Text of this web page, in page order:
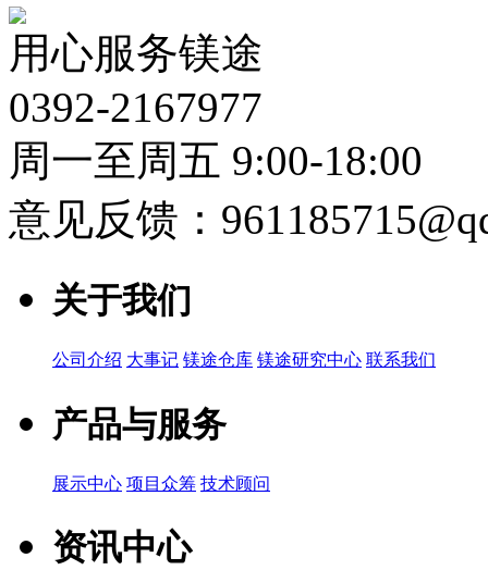
用心服务镁途
0392-2167977
周一至周五 9:00-18:00
意见反馈：
关于我们
公司介绍 大事记 镁途仓库 镁途研究中心 联系我们
产品与服务
展示中心 项目众筹 技术顾问
资讯中心